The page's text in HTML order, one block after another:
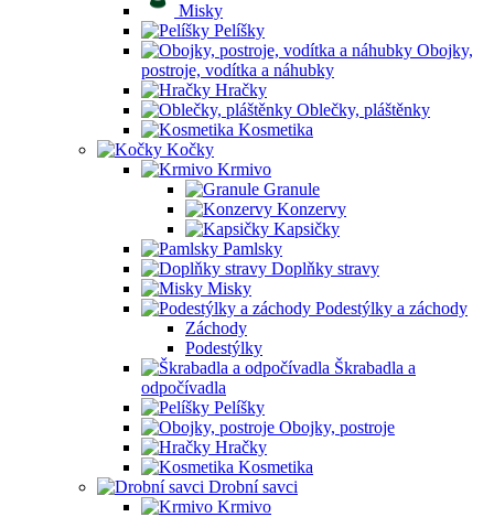
Misky
Pelíšky
Obojky,
postroje, vodítka a náhubky
Hračky
Oblečky, pláštěnky
Kosmetika
Kočky
Krmivo
Granule
Konzervy
Kapsičky
Pamlsky
Doplňky stravy
Misky
Podestýlky a záchody
Záchody
Podestýlky
Škrabadla a
odpočívadla
Pelíšky
Obojky, postroje
Hračky
Kosmetika
Drobní savci
Krmivo